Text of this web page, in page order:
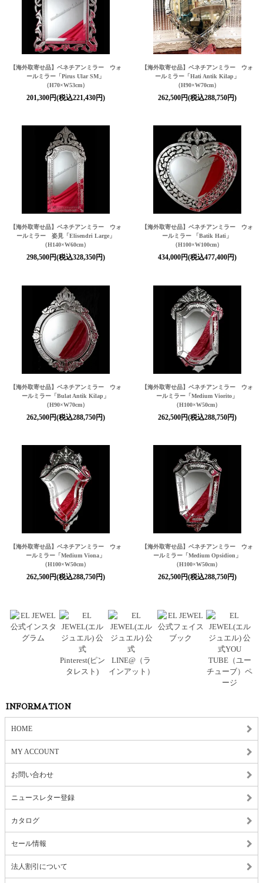
【海外取寄せ品】ベネチアンミラー ウォ
ールミラー「Pirus Ular SM」
（H70×W53cm）
201,300円(税込221,430円)
【海外取寄せ品】ベネチアンミラー ウォ
ールミラー「Hati Antik Kilap」
（H90×W70cm）
262,500円(税込288,750円)
【海外取寄せ品】ベネチアンミラー ウォ
ールミラー 姿見「Elisendri Large」
（H140×W60cm）
298,500円(税込328,350円)
【海外取寄せ品】ベネチアンミラー ウォ
ールミラー 「Batik Hati」
（H100×W100cm）
434,000円(税込477,400円)
【海外取寄せ品】ベネチアンミラー ウォ
ールミラー「Bulat Antik Kilap」
（H90×W70cm）
262,500円(税込288,750円)
【海外取寄せ品】ベネチアンミラー ウォ
ールミラー「Medium Viorito」
（H100×W50cm）
262,500円(税込288,750円)
【海外取寄せ品】ベネチアンミラー ウォ
ールミラー「Medium Viona」
（H100×W50cm）
262,500円(税込288,750円)
【海外取寄せ品】ベネチアンミラー ウォ
ールミラー「Medium Opsidion」
（H100×W50cm）
262,500円(税込288,750円)
INFORMATION
HOME
MY ACCOUNT
お問い合わせ
ニュースレター登録
カタログ
セール情報
法人割引について